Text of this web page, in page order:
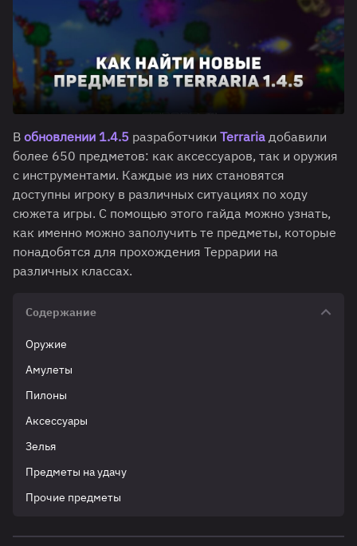
В обновлении 1.4.5 разработчики Terraria добавили
более 650 предметов: как аксессуаров, так и оружия
с инструментами. Каждые из них становятся
доступны игроку в различных ситуациях по ходу
сюжета игры. С помощью этого гайда можно узнать,
как именно можно заполучить те предметы, которые
понадобятся для прохождения Террарии на
различных классах.
Содержание
Оружие
Амулеты
Пилоны
Аксессуары
Зелья
Предметы на удачу
Прочие предметы